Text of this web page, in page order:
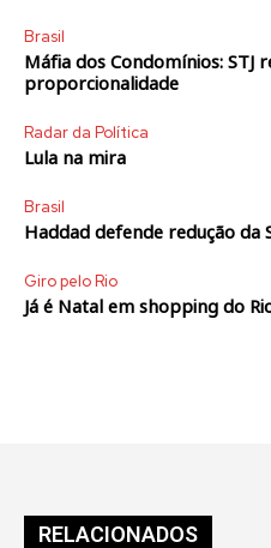
Brasil
Máfia dos Condomínios: STJ
proporcionalidade
Radar da Política
Lula na mira
Brasil
Haddad defende redução da
Giro pelo Rio
Já é Natal em shopping do
RELACIONADOS